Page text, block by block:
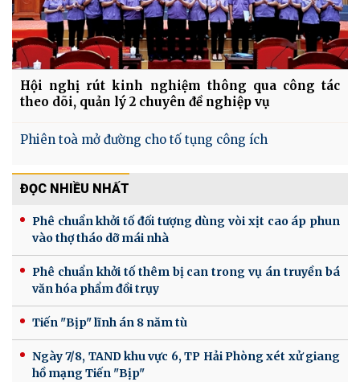
Hội nghị rút kinh nghiệm thông qua công tác
theo dõi, quản lý 2 chuyên đề nghiệp vụ
Phiên toà mở đường cho tố tụng công ích
ĐỌC NHIỀU NHẤT
Phê chuẩn khởi tố đối tượng dùng vòi xịt cao áp phun
vào thợ tháo dỡ mái nhà
Phê chuẩn khởi tố thêm bị can trong vụ án truyền bá
văn hóa phẩm đồi trụy
Tiến "Bịp" lĩnh án 8 năm tù
Ngày 7/8, TAND khu vực 6, TP Hải Phòng xét xử giang
hồ mạng Tiến "Bịp"